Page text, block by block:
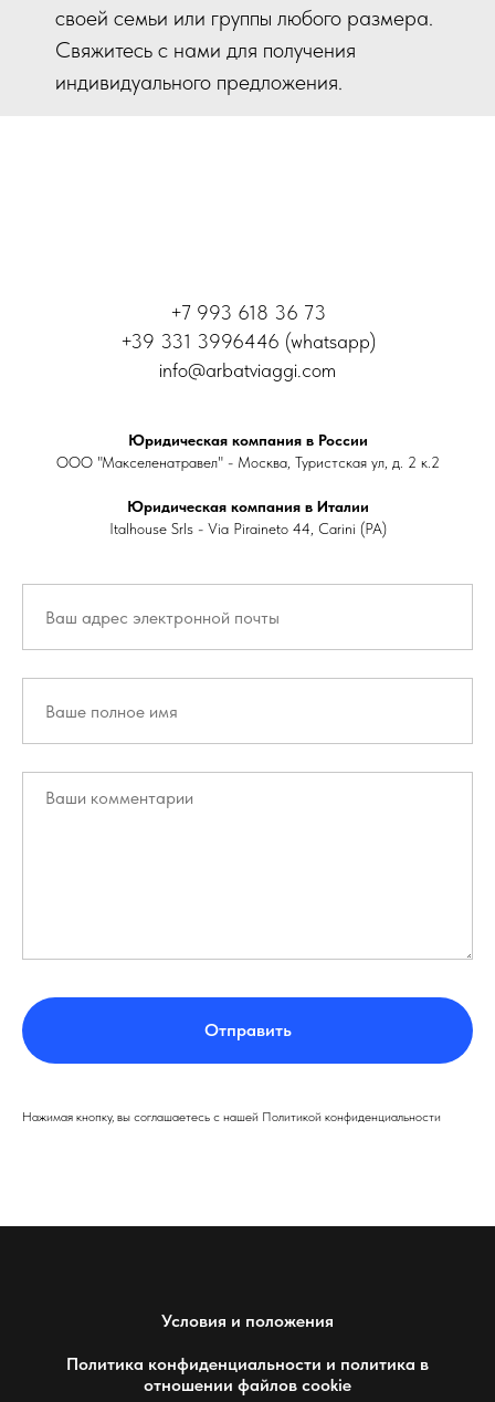
своей семьи или группы любого размера.
Свяжитесь с нами для получения
индивидуального предложения.
+7 993 618 36 73
+39 331 3996446 (whatsapp)
info@arbatviaggi.com
Юридическая компания в России
ООО "Макселенатравел" - Москва, Туристская ул, д. 2 к.2
Юридическая компания в Италии
Italhouse Srls - Via Piraineto 44, Carini (PA)
Отправить
Нажимая кнопку, вы соглашаетесь с нашей Политикой конфиденциальности
Условия и положения
Политика конфиденциальности и политика в
отношении файлов cookie